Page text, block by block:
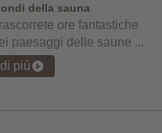
della sauna
ore fantastiche
paesaggi delle saune ...
di più